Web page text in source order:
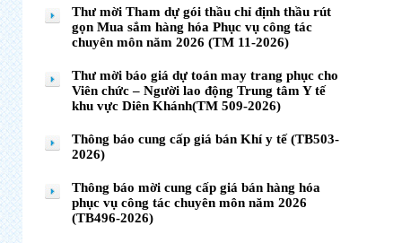
Thư mời Tham dự gói thầu chỉ định thầu rút
gọn Mua sắm hàng hóa Phục vụ công tác
chuyên môn năm 2026 (TM 11-2026)
Thư mời báo giá dự toán may trang phục cho
Viên chức – Người lao động Trung tâm Y tế
khu vực Diên Khánh(TM 509-2026)
Thông báo cung cấp giá bán Khí y tế (TB503-
2026)
Thông báo mời cung cấp giá bán hàng hóa
phục vụ công tác chuyên môn năm 2026
(TB496-2026)